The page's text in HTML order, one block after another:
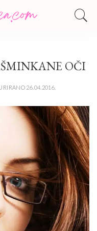
OČI
26.04.2016.